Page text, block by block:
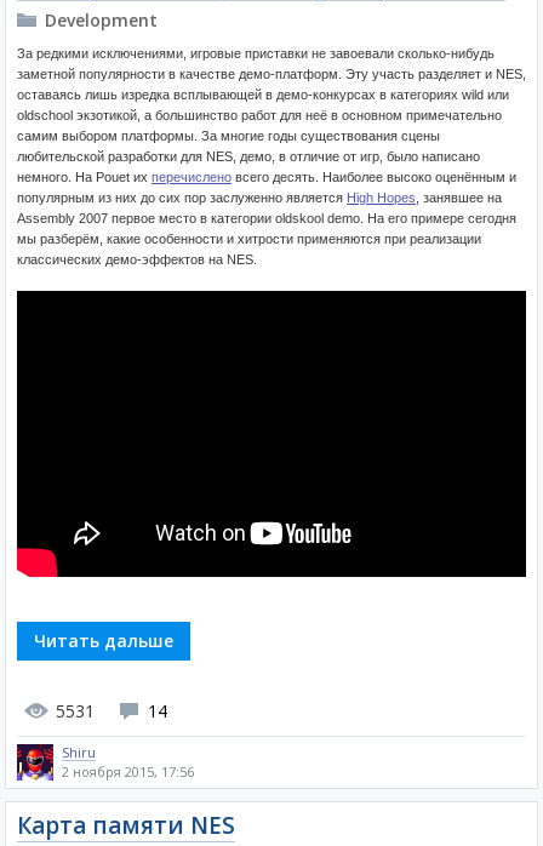
Development
За редкими исключениями, игровые приставки не завоевали сколько-нибудь
заметной популярности в качестве демо-платформ. Эту участь разделяет и NES,
оставаясь лишь изредка всплывающей в демо-конкурсах в категориях wild или
oldschool экзотикой, а большинство работ для неё в основном примечательно
самим выбором платформы. За многие годы существования сцены
любительской разработки для NES, демо, в отличие от игр, было написано
немного. На Pouet их перечислено всего десять. Наиболее высоко оценённым и
популярным из них до сих пор заслуженно является High Hopes , занявшее на
Assembly 2007 первое место в категории oldskool demo. На его примере сегодня
мы разберём, какие особенности и хитрости применяются при реализации
классических демо-эффектов на NES.
Читать дальше
5531 14
Shiru
2 ноября 2015, 17:56
Карта памяти NES